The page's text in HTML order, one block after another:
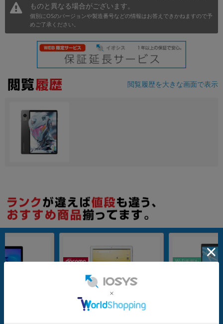
ものと異なる場合がございます。
個別にOSのバージョンや製造番号などの情報はお答えできかねますので予
めご了承ください。
閲覧履歴を大きな画面で表示
【SIMロック解除済】docomo dtab
d-01K Gold
メーカー：Huawei
Wi-Fiモデル
円 ～ 円
各項目のチェックボックスは「or検索」となります。
ただし機能別のみ「and検索」となります。